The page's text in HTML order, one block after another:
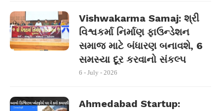
Vishwakarma Samaj: શ્રી
વિશ્વકર્મા નિર્માણ ફાઉન્ડેશન
સમાજ માટે બંધારણ બનાવશે, 6
સમસ્યા દૂર કરવાનો સંકલ્પ
6 - July - 2026
Ahmedabad Startup: